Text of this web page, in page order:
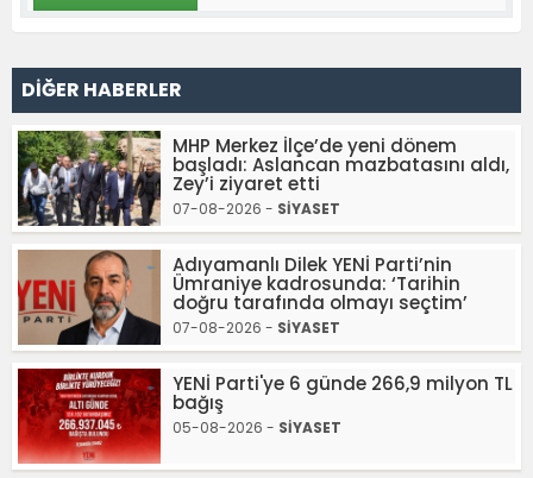
DİĞER HABERLER
MHP Merkez İlçe’de yeni dönem
başladı: Aslancan mazbatasını aldı,
Zey’i ziyaret etti
07-08-2026 - SİYASET
Adıyamanlı Dilek YENİ Parti’nin
Ümraniye kadrosunda: ‘Tarihin
doğru tarafında olmayı seçtim’
07-08-2026 - SİYASET
YENİ Parti'ye 6 günde 266,9 milyon TL
bağış
05-08-2026 - SİYASET